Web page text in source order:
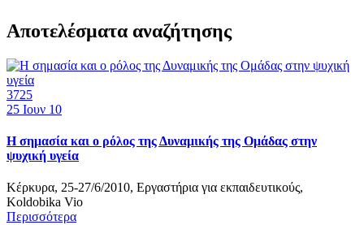
Αποτελέσματα αναζήτησης
3725
25 Ιουν 10
H σημασία και ο ρόλος της Δυναμικής της Ομάδας στην
ψυχική υγεία
Κέρκυρα, 25-27/6/2010, Εργαστήρια για εκπαιδευτικούς,
Koldobika Vio
Περισσότερα